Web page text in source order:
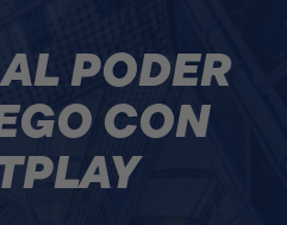
PODER
CON